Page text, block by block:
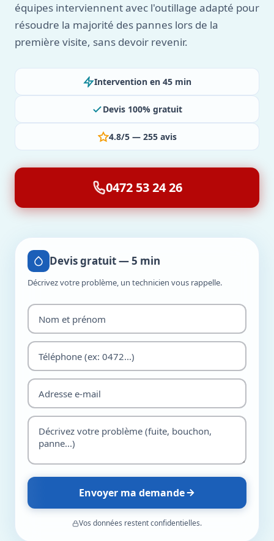
équipes interviennent avec l'outillage adapté pour
résoudre la majorité des pannes lors de la
première visite, sans devoir revenir.
Intervention en 45 min
Devis 100% gratuit
4.8/5 — 255 avis
0472 53 24 26
Devis gratuit — 5 min
Décrivez votre problème, un technicien vous rappelle.
Envoyer ma demande
Vos données restent confidentielles.